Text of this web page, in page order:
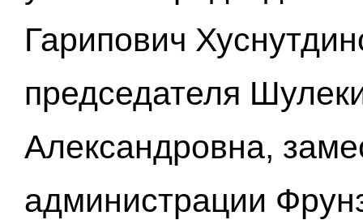
Гарипович
председателя
Александровна,
администрации